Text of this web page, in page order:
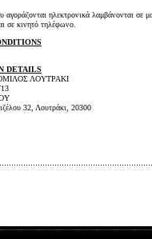
αγοράζονται ηλεκτρονικά λαμβάνονται σε
σε κινητό τηλέφωνο.
DETAILS
ΛΟΥΤΡΑΚΙ
32, Λουτράκι, 20300